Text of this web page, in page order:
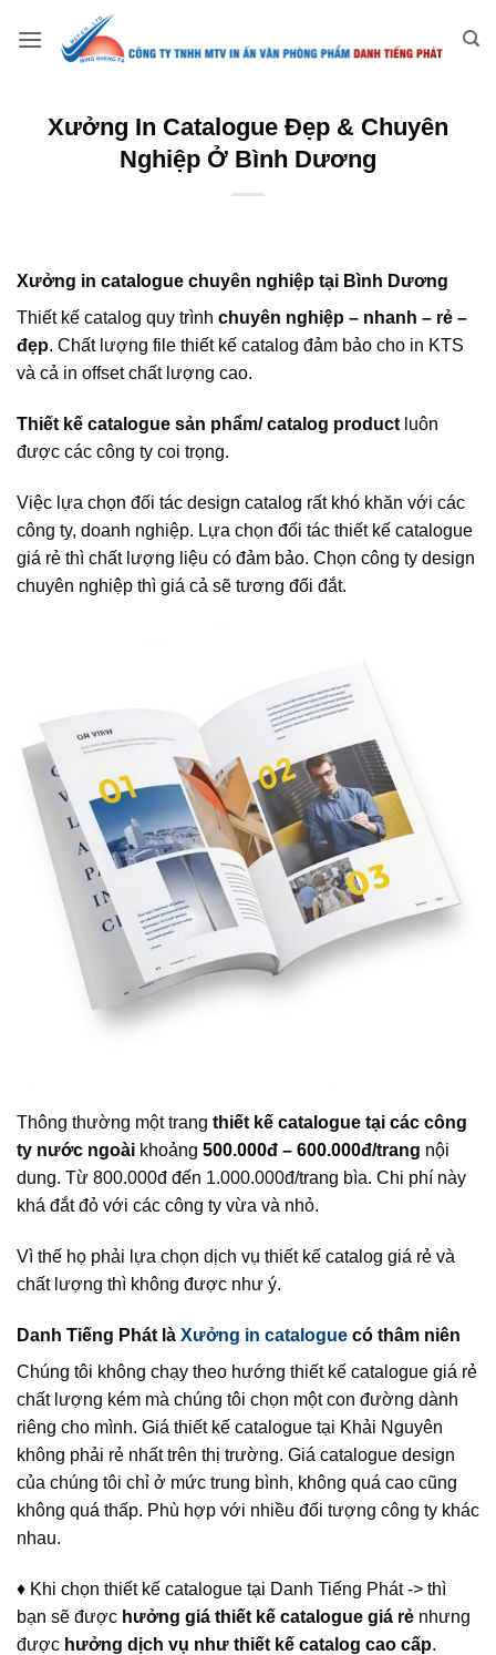
qua
Xưởng In Catalogue Đẹp & Chuyên
Nghiệp Ở Bình Dương
Xưởng in catalogue chuyên nghiệp tại Bình Dương
Thiết kế catalog quy trình chuyên nghiệp – nhanh – rẻ –
đẹp. Chất lượng file thiết kế catalog đảm bảo cho in KTS
và cả in offset chất lượng cao.
Thiết kế catalogue sản phẩm/ catalog product luôn
được các công ty coi trọng.
Việc lựa chọn đối tác design catalog rất khó khăn với các
công ty, doanh nghiệp. Lựa chọn đối tác thiết kế catalogue
giá rẻ thì chất lượng liệu có đảm bảo. Chọn công ty design
chuyên nghiệp thì giá cả sẽ tương đối đắt.
Thông thường một trang thiết kế catalogue tại các công
ty nước ngoài khoảng 500.000đ – 600.000đ/trang nội
dung. Từ 800.000đ đến 1.000.000đ/trang bìa. Chi phí này
khá đắt đỏ với các công ty vừa và nhỏ.
Vì thế họ phải lựa chọn dịch vụ thiết kế catalog giá rẻ và
chất lượng thì không được như ý.
Danh Tiếng Phát là Xưởng in catalogue có thâm niên
Chúng tôi không chạy theo hướng thiết kế catalogue giá rẻ
chất lượng kém mà chúng tôi chọn một con đường dành
riêng cho mình. Giá thiết kế catalogue tại Khải Nguyên
không phải rẻ nhất trên thị trường. Giá catalogue design
của chúng tôi chỉ ở mức trung bình, không quá cao cũng
không quá thấp. Phù hợp với nhiều đối tượng công ty khác
nhau.
♦ Khi chọn thiết kế catalogue tại Danh Tiếng Phát -> thì
bạn sẽ được hưởng giá thiết kế catalogue giá rẻ nhưng
được hưởng dịch vụ như thiết kế catalog cao cấp.